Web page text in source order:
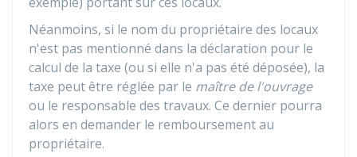
Néanmoins, si le nom du propriétaire des locaux
n'est pas mentionné dans la déclaration pour le
calcul de la taxe (ou si elle n'a pas été déposée), la
taxe peut être réglée par le maître de l'ouvrage
ou le responsable des travaux. Ce dernier pourra
alors en demander le remboursement au
propriétaire.